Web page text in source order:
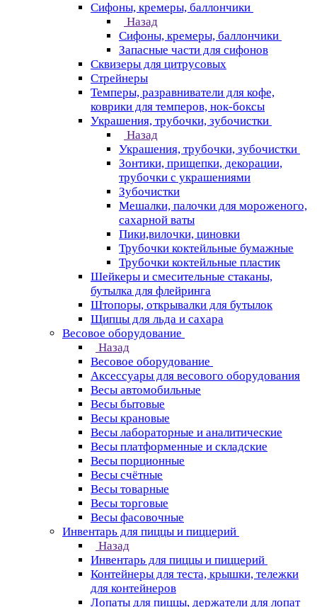
Сифоны, кремеры, баллончики
Назад
Сифоны, кремеры, баллончики
Запасные части для сифонов
Сквизеры для цитрусовых
Стрейнеры
Темперы, разравниватели для кофе,
коврики для темперов, нок-боксы
Украшения, трубочки, зубочистки
Назад
Украшения, трубочки, зубочистки
Зонтики, прищепки, декорации,
трубочки с украшениями
Зубочистки
Мешалки, палочки для мороженого,
сахарной ваты
Пики,вилочки, циновки
Трубочки коктейльные бумажные
Трубочки коктейльные пластик
Шейкеры и смесительные стаканы,
бутылка для флейринга
Штопоры, открывалки для бутылок
Щипцы для льда и сахара
Весовое оборудование
Назад
Весовое оборудование
Аксессуары для весового оборудования
Весы автомобильные
Весы бытовые
Весы крановые
Весы лабораторные и аналитические
Весы платформенные и складские
Весы порционные
Весы счётные
Весы товарные
Весы торговые
Весы фасовочные
Инвентарь для пиццы и пиццерий
Назад
Инвентарь для пиццы и пиццерий
Контейнеры для теста, крышки, тележки
для контейнеров
Лопаты для пиццы, держатели для лопат